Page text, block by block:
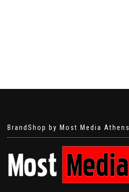
BrandShop by Most Media Athens